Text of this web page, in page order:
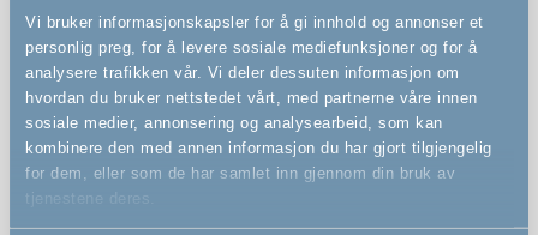
Vi bruker informasjonskapsler for å gi innhold og annonser et
personlig preg, for å levere sosiale mediefunksjoner og for å
analysere trafikken vår. Vi deler dessuten informasjon om
hvordan du bruker nettstedet vårt, med partnerne våre innen
sosiale medier, annonsering og analysearbeid, som kan
kombinere den med annen informasjon du har gjort tilgjengelig
for dem, eller som de har samlet inn gjennom din bruk av
tjenestene deres.
Funksjoner
Veggmontert sikkerhetsgrind
Kan utvides i det uendelige med både små og store